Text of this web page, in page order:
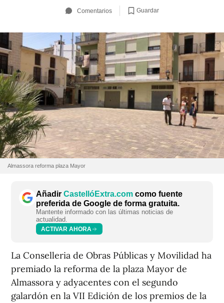
Comentarios Guardar
Almassora reforma plaza Mayor
Añadir CastellóExtra.com como fuente
preferida de Google de forma gratuita.
Mantente informado con las últimas noticias de
actualidad.
ACTIVAR AHORA
La Conselleria de Obras Públicas y Movilidad ha
premiado la reforma de la plaza Mayor de
Almassora y adyacentes con el segundo
galardón en la VII Edición de los premios de la